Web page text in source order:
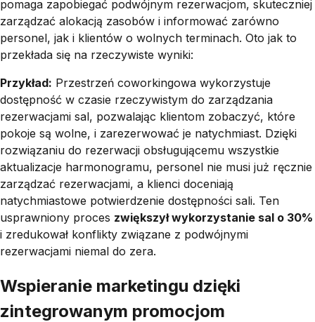
pomaga zapobiegać podwójnym rezerwacjom, skuteczniej
zarządzać alokacją zasobów i informować zarówno
personel, jak i klientów o wolnych terminach. Oto jak to
przekłada się na rzeczywiste wyniki:
Przykład: Przestrzeń coworkingowa wykorzystuje
dostępność w czasie rzeczywistym do zarządzania
rezerwacjami sal, pozwalając klientom zobaczyć, które
pokoje są wolne, i zarezerwować je natychmiast. Dzięki
rozwiązaniu do rezerwacji obsługującemu wszystkie
aktualizacje harmonogramu, personel nie musi już ręcznie
zarządzać rezerwacjami, a klienci doceniają
natychmiastowe potwierdzenie dostępności sali. Ten
usprawniony proces zwiększył wykorzystanie sal o 30%
i zredukował konflikty związane z podwójnymi
rezerwacjami niemal do zera.
Wspieranie marketingu dzięki
zintegrowanym promocjom